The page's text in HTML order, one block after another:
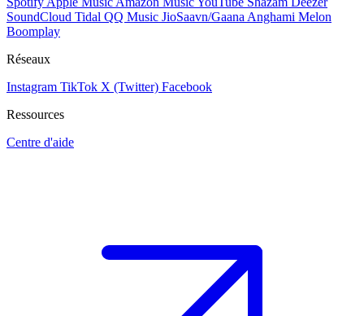
SoundCloud Tidal QQ Music JioSaavn/Gaana Anghami Melon
Boomplay
Réseaux
Instagram TikTok X (Twitter) Facebook
Ressources
Centre d'aide